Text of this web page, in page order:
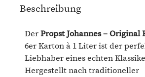
Beschreibung
DerPropst Johannes – Original
6er Karton à 1 Liter ist der
Liebhaber eines echten
Hergestellt nach traditioneller